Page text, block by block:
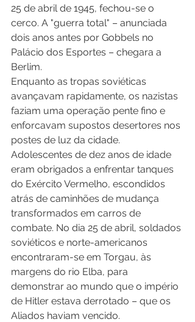
25 de abril de 1945, fechou-se o
cerco. A "guerra total" – anunciada
dois anos antes por Gobbels no
Palácio dos Esportes – chegara a
Berlim.
Enquanto as tropas soviéticas
avançavam rapidamente, os nazistas
faziam uma operação pente fino e
enforcavam supostos desertores nos
postes de luz da cidade.
Adolescentes de dez anos de idade
eram obrigados a enfrentar tanques
do Exército Vermelho, escondidos
atrás de caminhões de mudança
transformados em carros de
combate. No dia 25 de abril, soldados
soviéticos e norte-americanos
encontraram-se em Torgau, às
margens do rio Elba, para
demonstrar ao mundo que o império
de Hitler estava derrotado – que os
Aliados haviam vencido.